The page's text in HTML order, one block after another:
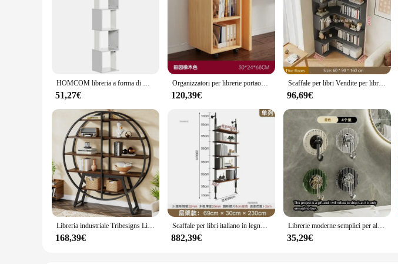
HOMCOM libreria a forma di mensola S con 5 ripiani per soggiorno ufficio 33x28x161cm
51,27€
Organizzatori per librerie portaoggetti a cubo Divisori per piante Scaffale per libri da parete modulare in legno Mobili per scaffali per camera da letto minimalista
120,39€
Scaffale per libri Vendite per libri Scaffale nordico Libreria da parete di lusso Portariviste Portariviste per soggiorno Mobili
96,69€
Libreria industriale Tribesigns Libreria Etagere: 67 pollici Scaffali rotondi a 5 livelli per soggiorno
168,39€
Scaffale per libri italiano in legno massello Scaffale per esposizione divisorio Libreria in ferro industriale Mobili per biblioteca Scaffale per libri multistrato di lusso B
882,39€
Librerie moderne semplici per alberi Scaffale per bambini Soggiorno Parete da pavimento Semplice armadietto per libri Mobili per la casa Estanterias
35,29€